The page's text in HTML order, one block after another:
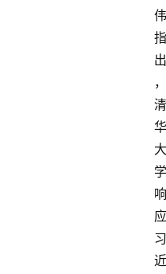
伟
指
出
，
清
华
大
学
响
应
习
近